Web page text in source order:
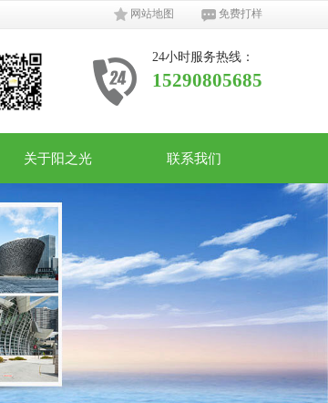
网站地图 免费打样
24小时服务热线：
15290805685
关于阳之光 联系我们